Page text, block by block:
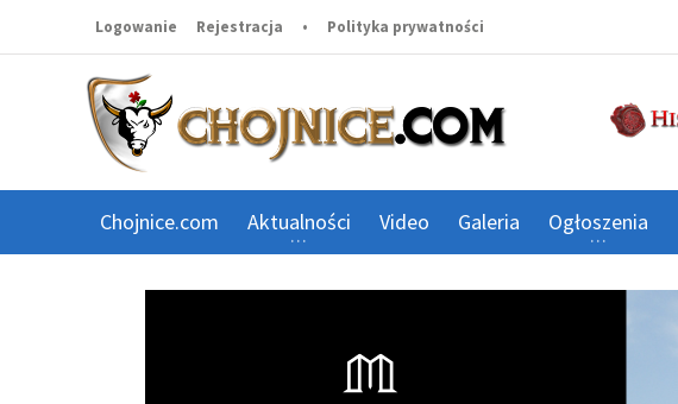
Logowanie Rejestracja • Polityka prywatności
Chojnice.com Aktualności Video Galeria Ogłoszenia